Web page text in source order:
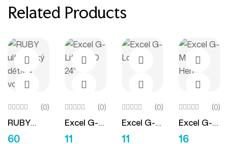
Related Products
Přidat Do Košíku
(0)
RUBY
Ultralehký
60
Výběr Možností
(0)
Excel G-
Lite PRO
11
Výběr Možností
(0)
Excel G-
Logic
11
(0)
Excel G-
Modular
16